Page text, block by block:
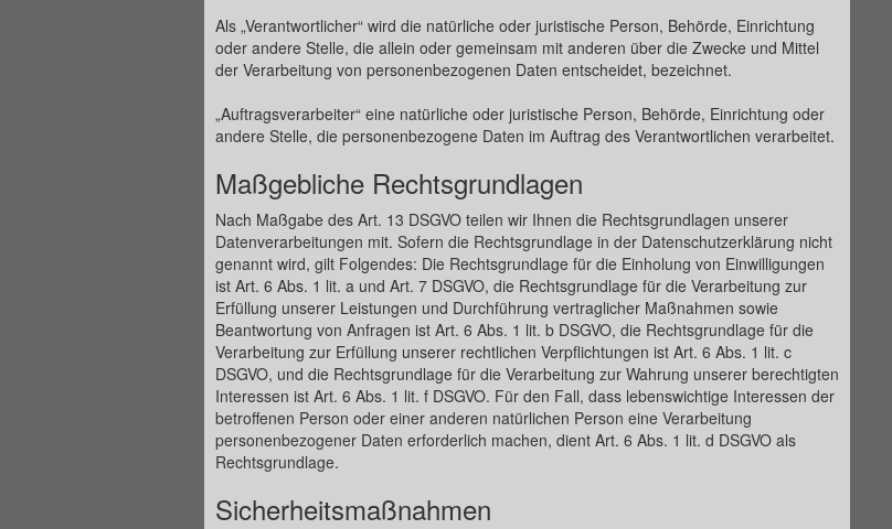
Als „Verantwortlicher“ wird die natürliche oder juristische Person, Behörde, Einrichtung
oder andere Stelle, die allein oder gemeinsam mit anderen über die Zwecke und Mittel
der Verarbeitung von personenbezogenen Daten entscheidet, bezeichnet.
„Auftragsverarbeiter“ eine natürliche oder juristische Person, Behörde, Einrichtung oder
andere Stelle, die personenbezogene Daten im Auftrag des Verantwortlichen verarbeitet.
Maßgebliche Rechtsgrundlagen
Nach Maßgabe des Art. 13 DSGVO teilen wir Ihnen die Rechtsgrundlagen unserer
Datenverarbeitungen mit. Sofern die Rechtsgrundlage in der Datenschutzerklärung nicht
genannt wird, gilt Folgendes: Die Rechtsgrundlage für die Einholung von Einwilligungen
ist Art. 6 Abs. 1 lit. a und Art. 7 DSGVO, die Rechtsgrundlage für die Verarbeitung zur
Erfüllung unserer Leistungen und Durchführung vertraglicher Maßnahmen sowie
Beantwortung von Anfragen ist Art. 6 Abs. 1 lit. b DSGVO, die Rechtsgrundlage für die
Verarbeitung zur Erfüllung unserer rechtlichen Verpflichtungen ist Art. 6 Abs. 1 lit. c
DSGVO, und die Rechtsgrundlage für die Verarbeitung zur Wahrung unserer berechtigten
Interessen ist Art. 6 Abs. 1 lit. f DSGVO. Für den Fall, dass lebenswichtige Interessen der
betroffenen Person oder einer anderen natürlichen Person eine Verarbeitung
personenbezogener Daten erforderlich machen, dient Art. 6 Abs. 1 lit. d DSGVO als
Rechtsgrundlage.
Sicherheitsmaßnahmen